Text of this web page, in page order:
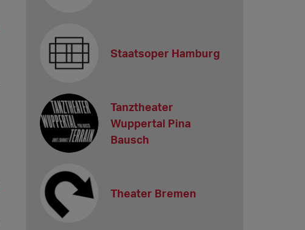
Staatsoper Hamburg
Tanztheater
Wuppertal Pina
Bausch
Theater Bremen